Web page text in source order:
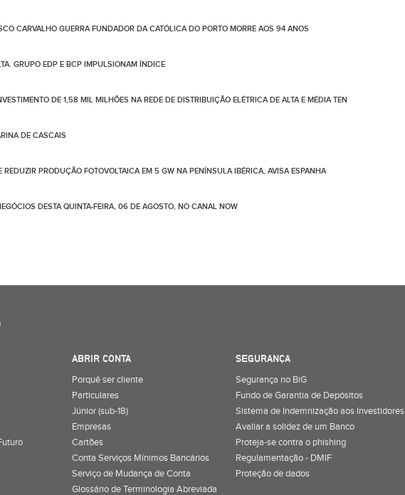
CARVALHO GUERRA FUNDADOR DA CATÓLICA DO PORTO MORRE AOS 94 ANOS
GRUPO EDP E BCP IMPULSIONAM ÍNDICE
DE 1,58 MIL MILHÕES NA REDE DE DISTRIBUIÇÃO ELÉTRICA DE ALTA E MÉDIA TEN
DE CASCAIS
REDUZIR PRODUÇÃO FOTOVOLTAICA EM 5 GW NA PENÍNSULA IBÉRICA, AVISA ESPANHA
DESTA QUINTA-FEIRA, 06 DE AGOSTO, NO CANAL NOW
ABRIR CONTA
Porquê ser cliente
Particulares
Júnior (sub-18)
Empresas
Cartões
Conta Serviços Mínimos Bancários
Serviço de Mudança de Conta
Glossário de Terminologia Abreviada
SEGURANÇA
Segurança no BiG
Fundo de Garantia de Depósitos
Sistema de Indemnização aos Investidores
Avaliar a solidez de um Banco
Proteja-se contra o phishing
Regulamentação - DMIF
Proteção de dados